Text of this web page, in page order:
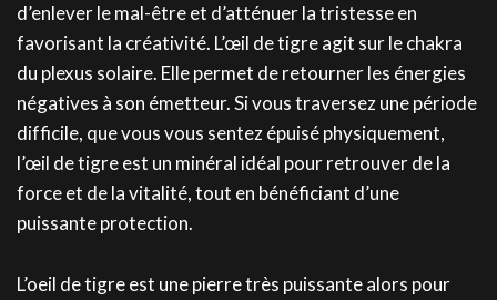
d’enlever le mal-être et d’atténuer la tristesse en
favorisant la créativité. L’œil de tigre agit sur le chakra
du plexus solaire. Elle permet de retourner les énergies
négatives à son émetteur. Si vous traversez une période
difficile, que vous vous sentez épuisé physiquement,
l’œil de tigre est un minéral idéal pour retrouver de la
force et de la vitalité, tout en bénéficiant d’une
puissante protection.
L’oeil de tigre est une pierre très puissante alors pour